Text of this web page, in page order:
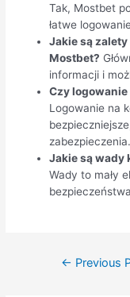
Tak, Mostbet
łatwe
Jakie są
Mostbet?
informacji i
Czy
Logowanie na
zabezpieczenia.
Jakie są wady
Wady to mały
← Previous